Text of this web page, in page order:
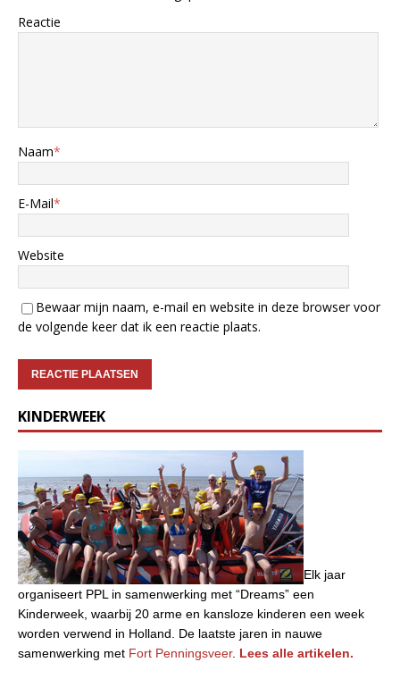
Reactie
Naam*
E-Mail*
Website
Bewaar mijn naam, e-mail en website in deze browser voor
de volgende keer dat ik een reactie plaats.
KINDERWEEK
Elk jaar
organiseert PPL in samenwerking met “Dreams” een
Kinderweek, waarbij 20 arme en kansloze kinderen een week
worden verwend in Holland. De laatste jaren in nauwe
samenwerking met Fort Penningsveer. Lees alle artikelen.